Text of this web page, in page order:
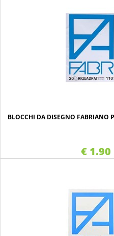
BLOCCHI DA DISEGNO FABRIANO
€ 1.90